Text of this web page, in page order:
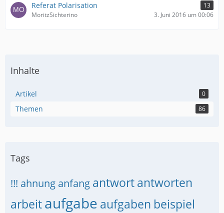
Referat Polarisation
13
MoritzSichterino
3. Juni 2016 um 00:06
Inhalte
Artikel 0
Themen 86
Tags
!!! ahnung anfang antwortantworten
arbeitaufgabe aufgaben beispiel